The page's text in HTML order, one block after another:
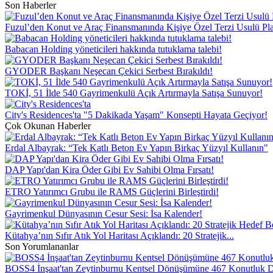
Son Haberler
Fuzul’den Konut ve Araç Finansmanında Kişiye Özel Terzi Usulü
Babacan Holding yöneticileri hakkında tutuklama talebi!
GYODER Başkanı Neşecan Çekici Serbest Bırakıldı!
TOKİ, 51 İlde 540 Gayrimenkulü Açık Artırmayla Satışa Sunuyor!
City's Residences'ta "5 Dakikada Yaşam" Konsepti Hayata Geçiyor!
Çok Okunan Haberler
Erdal Albayrak: “Tek Katlı Beton Ev Yapın Birkaç Yüzyıl Kullanın"
DAP Yapı'dan Kira Öder Gibi Ev Sahibi Olma Fırsatı!
ETRO Yatırımcı Grubu ile RAMS Güçlerini Birleştirdi!
Gayrimenkul Dünyasının Cesur Sesi: İsa Kalender!
Kütahya’nın Sıfır Atık Yol Haritası Açıklandı: 20 Stratejik...
Son Yorumlananlar
BOSS4 İnşaat'tan Zeytinburnu Kentsel Dönüşümüne 467 Konutluk